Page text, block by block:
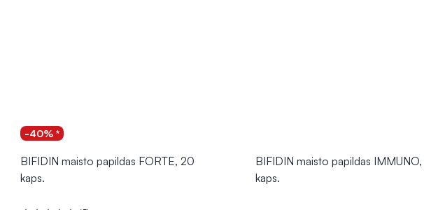
-40% *
BIFIDIN maisto papildas FORTE, 20
kaps.
BIFIDIN maisto papildas
kaps.